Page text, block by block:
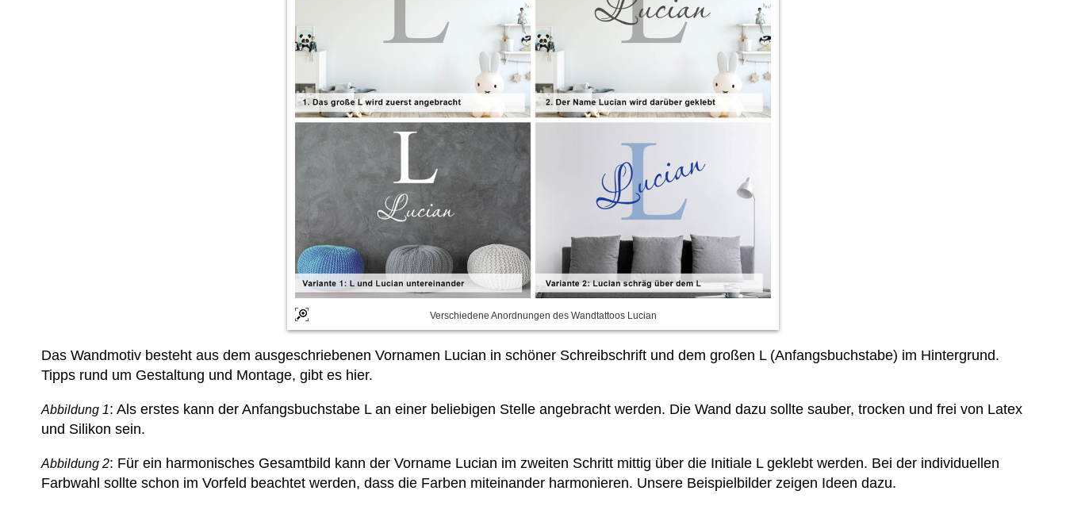
Verschiedene Anordnungen des Wandtattoos Lucian
Das Wandmotiv besteht aus dem ausgeschriebenen Vornamen Lucian in schöner Schreibschrift und dem großen L (Anfangsbuchstabe) im Hintergrund.
Tipps rund um Gestaltung und Montage, gibt es hier.
Abbildung 1: Als erstes kann der Anfangsbuchstabe L an einer beliebigen Stelle angebracht werden. Die Wand dazu sollte sauber, trocken und frei von Latex
und Silikon sein.
Abbildung 2: Für ein harmonisches Gesamtbild kann der Vorname Lucian im zweiten Schritt mittig über die Initiale L geklebt werden. Bei der individuellen
Farbwahl sollte schon im Vorfeld beachtet werden, dass die Farben miteinander harmonieren. Unsere Beispielbilder zeigen Ideen dazu.